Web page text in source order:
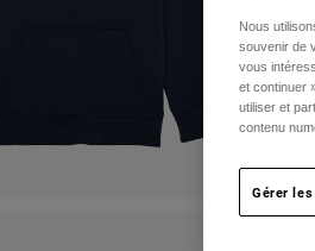
Nous
souvenir de
vous
et continuer
utiliser et
contenu
Gérer